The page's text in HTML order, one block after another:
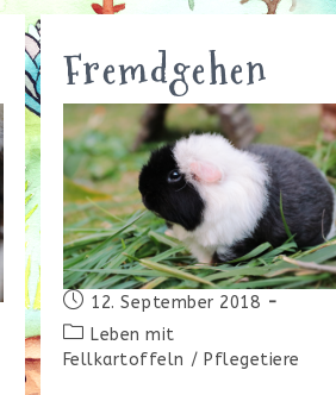
Fremdgehen
Beitrag
veröffentlicht:
12. September 2018
Beitrags-
Kategorie:
Leben mit
Fellkartoffeln / Pflegetiere